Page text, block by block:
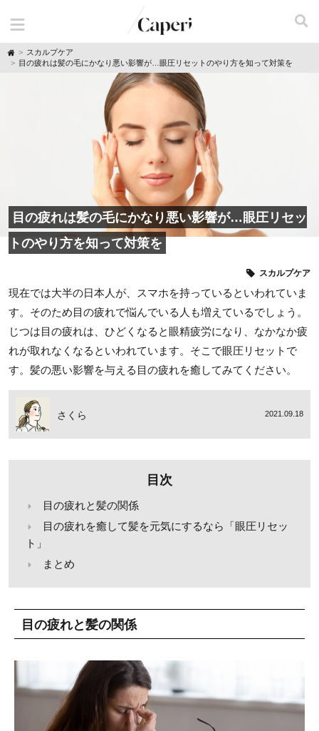
H
o
スカルプケア
目の疲れは髪の毛にかなり悪い影響が…眼圧リセットのやり方を知って対策を
目の疲れは髪の毛にかなり悪い影響が…眼圧リセッ
トのやり方を知って対策を
スカルプケア
現在では大半の日本人が、スマホを持っているといわれていま
す。そのため目の疲れで悩んでいる人も増えているでしょう。
じつは目の疲れは、ひどくなると眼精疲労になり、なかなか疲
れが取れなくなるといわれています。そこで眼圧リセットで
す。髪の悪い影響を与える目の疲れを癒してみてください。
さくら 2021.09.18
目次
目の疲れと髪の関係
目の疲れを癒して髪を元気にするなら「眼圧リセッ
ト」
まとめ
目の疲れと髪の関係